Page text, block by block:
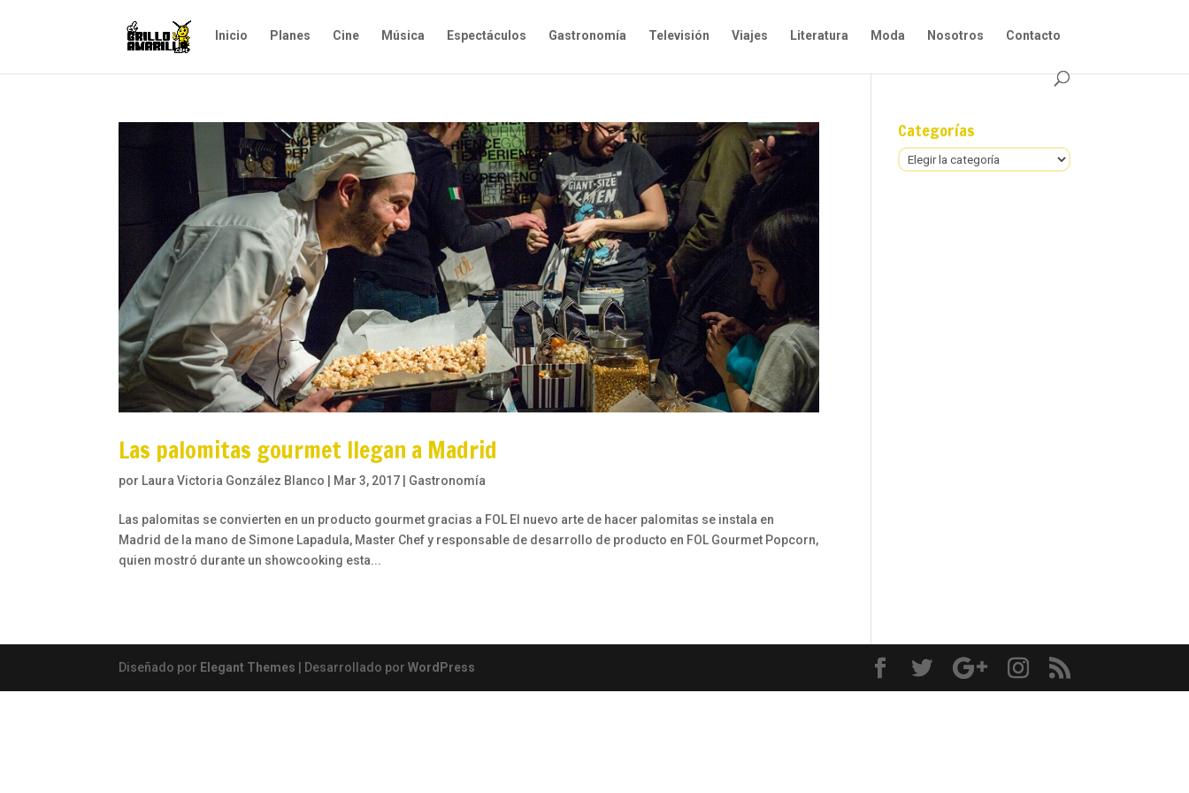
Inicio Planes Cine Música Espectáculos Gastronomía Televisión Viajes Literatura Moda Nosotros Contacto
Las palomitas gourmet llegan a Madrid
por Laura Victoria González Blanco Mar 3, 2017 Gastronomía
Las palomitas se convierten en un producto gourmet gracias a FOL El nuevo arte de hacer palomitas se instala en
Madrid de la mano de Simone Lapadula, Master Chef y responsable de desarrollo de producto en FOL Gourmet Popcorn,
quien mostró durante un showcooking esta...
Categorías
Categorías
Diseñado por Elegant Themes | Desarrollado porWordPress